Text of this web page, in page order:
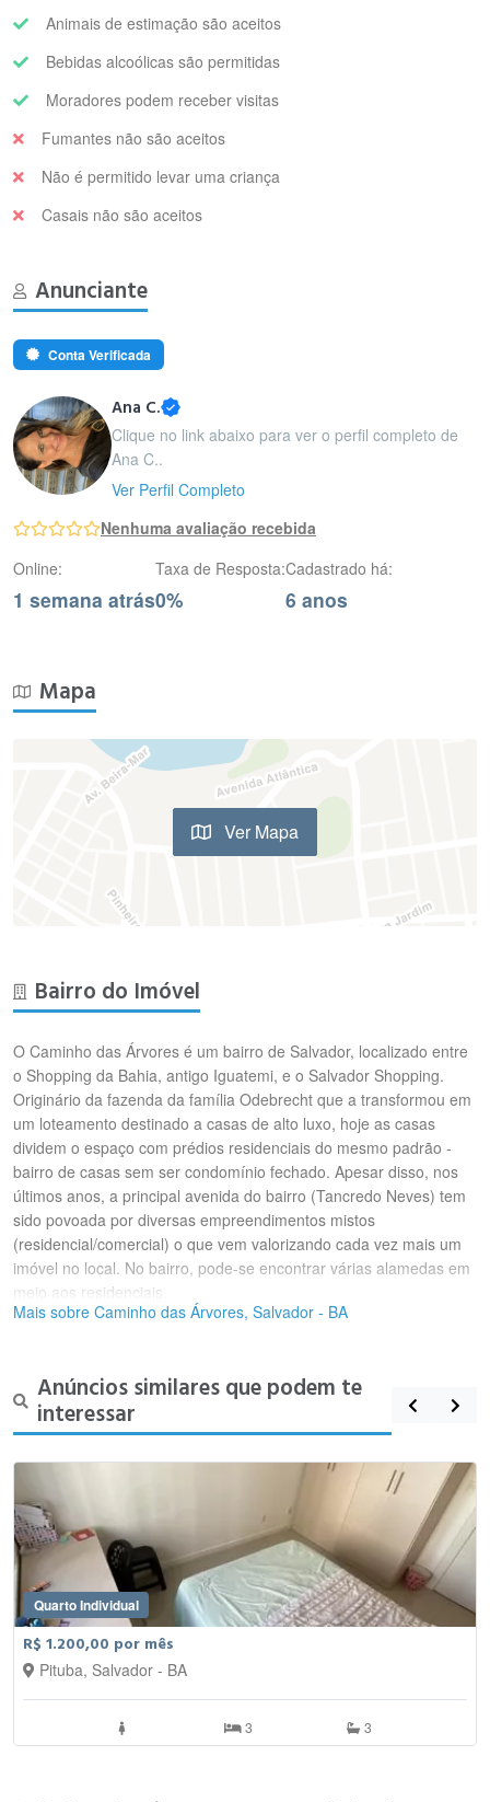
Animais de estimação são aceitos
Bebidas alcoólicas são permitidas
Moradores podem receber visitas
Fumantes não são aceitos
Não é permitido levar uma criança
Casais não são aceitos
Anunciante
Conta Verificada
Ana C.
Clique no link abaixo para ver o perfil completo de
Ana C..
Ver Perfil Completo
Nenhuma avaliação recebida
Online:
1 semana atrás
Taxa de Resposta:
0%
Cadastrado há:
6 anos
Mapa
Ver Mapa
Bairro do Imóvel
O Caminho das Árvores é um bairro de Salvador, localizado entre
o Shopping da Bahia, antigo Iguatemi, e o Salvador Shopping.
Originário da fazenda da família Odebrecht que a transformou em
um loteamento destinado a casas de alto luxo, hoje as casas
dividem o espaço com prédios residenciais do mesmo padrão -
bairro de casas sem ser condomínio fechado. Apesar disso, nos
últimos anos, a principal avenida do bairro (Tancredo Neves) tem
sido povoada por diversas empreendimentos mistos
(residencial/comercial) o que vem valorizando cada vez mais um
imóvel no local. No bairro, pode-se encontrar várias alamedas em
meio aos residenciais.
Mais sobre Caminho das Árvores, Salvador - BA
Anúncios similares que podem te
interessar
Quarto Individual
R$ 1.200,00 por mês
Pituba, Salvador - BA
3 3